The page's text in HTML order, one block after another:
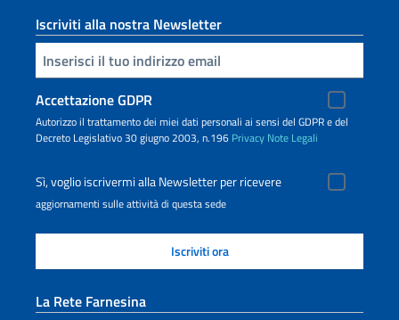
Iscriviti alla nostra Newsletter
Inserisci la tua email
Accettazione GDPR
Autorizzo il trattamento dei miei dati personali ai sensi del GDPR e del
Decreto Legislativo 30 giugno 2003, n.196 Privacy Note Legali
Sì, voglio iscrivermi alla Newsletter per ricevere
aggiornamenti sulle attività di questa sede
La Rete Farnesina